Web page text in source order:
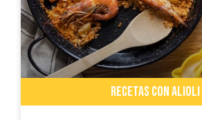
RECETAS CON ALIOLI